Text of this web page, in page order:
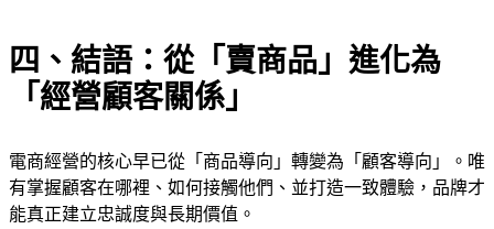
四、結語：從「賣商品」進化為
「經營顧客關係」
電商經營的核心早已從「商品導向」轉變為「顧客導向」。唯
有掌握顧客在哪裡、如何接觸他們、並打造一致體驗，品牌才
能真正建立忠誠度與長期價值。